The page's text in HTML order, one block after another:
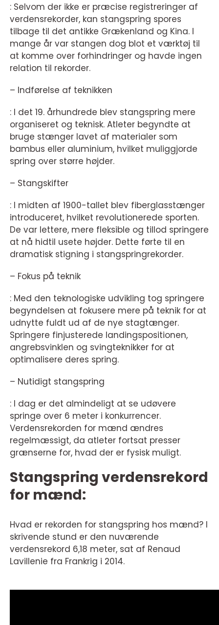
: Selvom der ikke er præcise registreringer af
verdensrekorder, kan stangspring spores
tilbage til det antikke Grækenland og Kina. I
mange år var stangen dog blot et værktøj til
at komme over forhindringer og havde ingen
relation til rekorder.
– Indførelse af teknikken
: I det 19. århundrede blev stangspring mere
organiseret og teknisk. Atleter begyndte at
bruge stænger lavet af materialer som
bambus eller aluminium, hvilket muliggjorde
spring over større højder.
– Stangskifter
: I midten af 1900-tallet blev fiberglasstænger
introduceret, hvilket revolutionerede sporten.
De var lettere, mere fleksible og tillod springere
at nå hidtil usete højder. Dette førte til en
dramatisk stigning i stangspringrekorder.
– Fokus på teknik
: Med den teknologiske udvikling tog springere
begyndelsen at fokusere mere på teknik for at
udnytte fuldt ud af de nye stagtænger.
Springere finjusterede landingspositionen,
angrebsvinklen og svingteknikker for at
optimalisere deres spring.
– Nutidigt stangspring
: I dag er det almindeligt at se udøvere
springe over 6 meter i konkurrencer.
Verdensrekorden for mænd ændres
regelmæssigt, da atleter fortsat presser
grænserne for, hvad der er fysisk muligt.
Stangspring verdensrekord
for mænd:
Hvad er rekorden for stangspring hos mænd? I
skrivende stund er den nuværende
verdensrekord 6,18 meter, sat af Renaud
Lavillenie fra Frankrig i 2014.